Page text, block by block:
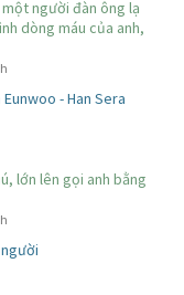
người đàn ông lạ
dòng máu của anh,
- Han Sera
lớn lên gọi anh bằng